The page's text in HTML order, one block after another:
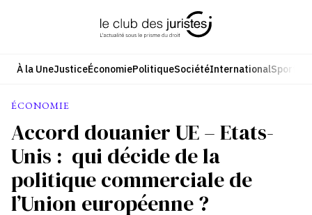
À la UneJusticeÉconomiePolitiqueSociétéInternationalSport
ÉCONOMIE
Accord douanier UE – Etats-
Unis : qui décide de la
politique commerciale de
l’Union européenne ?